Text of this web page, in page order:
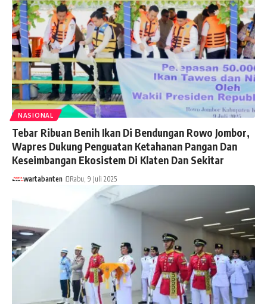
NASIONAL
Tebar Ribuan Benih Ikan Di Bendungan Rowo Jombor,
Wapres Dukung Penguatan Ketahanan Pangan Dan
Keseimbangan Ekosistem Di Klaten Dan Sekitar
wartabanten Rabu, 9 Juli 2025